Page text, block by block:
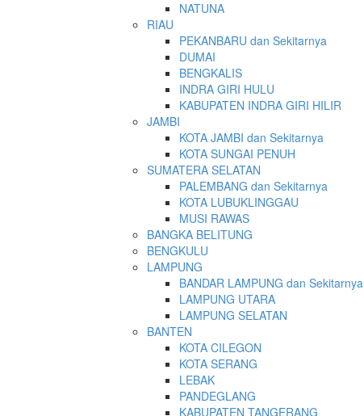
NATUNA
RIAU
PEKANBARU dan Sekitarnya
DUMAI
BENGKALIS
INDRA GIRI HULU
KABUPATEN INDRA GIRI HILIR
JAMBI
KOTA JAMBI dan Sekitarnya
KOTA SUNGAI PENUH
SUMATERA SELATAN
PALEMBANG dan Sekitarnya
KOTA LUBUKLINGGAU
MUSI RAWAS
BANGKA BELITUNG
BENGKULU
LAMPUNG
BANDAR LAMPUNG dan Sekitarnya
LAMPUNG UTARA
LAMPUNG SELATAN
BANTEN
KOTA CILEGON
KOTA SERANG
LEBAK
PANDEGLANG
KABUPATEN TANGERANG